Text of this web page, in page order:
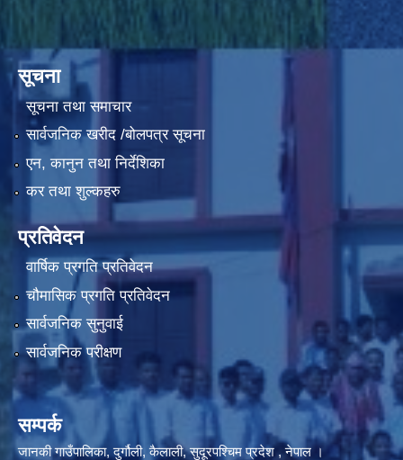
सूचना
सूचना तथा समाचार
सार्वजनिक खरीद /बोलपत्र सूचना
एन, कानुन तथा निर्देशिका
कर तथा शुल्कहरु
प्रतिवेदन
वार्षिक प्रगति प्रतिवेदन
चौमासिक प्रगति प्रतिवेदन
सार्वजनिक सुनुवाई
सार्वजनिक परीक्षण
सम्पर्क
जानकी गाउँपालिका, दुर्गौली, कैलाली, सुदूरपश्चिम प्रदेश , नेपाल ।